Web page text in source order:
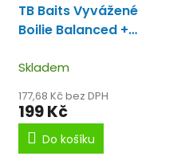
TB Baits Vyvážené
Boilie Balanced +
Krill 100 g - 16 mm
Skladem
177,68 Kč bez DPH
199 Kč
Do košíku